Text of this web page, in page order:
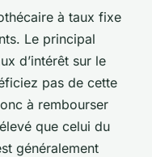
à taux fixe
Le principal
d’intérêt sur le
pas de cette
à rembourser
que celui du
généralement